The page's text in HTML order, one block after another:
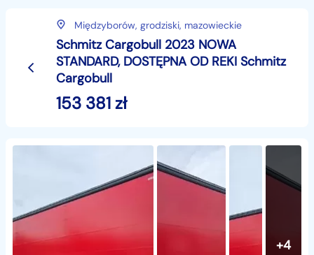
Międzyborów, grodziski, mazowieckie
Schmitz Cargobull 2023 NOWA
STANDARD, DOSTĘPNA OD REKI Schmitz
Cargobull
153 381zł
+4